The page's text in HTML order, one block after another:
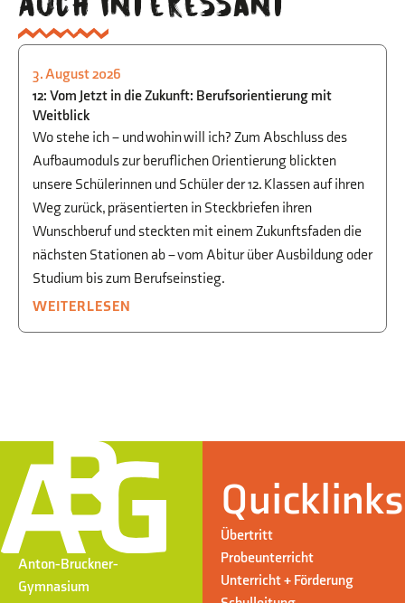
STUDIEN- UND BERUFSORIENTIERUNG
3. August 2026
12: Vom Jetzt in die Zukunft: Berufsorientierung mit
Weitblick
Wo stehe ich – und wohin will ich? Zum Abschluss des
Aufbaumoduls zur beruflichen Orientierung blickten
unsere Schülerinnen und Schüler der 12. Klassen auf ihren
Weg zurück, präsentierten in Steckbriefen ihren
Wunschberuf und steckten mit einem Zukunftsfaden die
nächsten Stationen ab – vom Abitur über Ausbildung oder
Studium bis zum Berufseinstieg.
WEITERLESEN
Anton-Bruckner-
Gymnasium
Quicklinks
Übertritt
Probeunterricht
Unterricht + Förderung